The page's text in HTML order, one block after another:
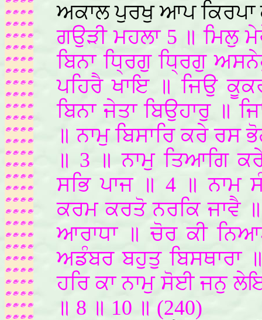
ਅਕਾਲ ਪੁਰਖੁ ਆਪ ਕਿਰਪਾ
ਗਉੜੀ ਮਹਲਾ 5 ॥ ਮਿਲੁ
ਬਿਨਾ ਧ੍ਰਿਗੁ ਧ੍ਰਿਗੁ
ਪਹਿਰੈ ਖਾਇ ॥ ਜਿਉ
ਬਿਨਾ ਜੇਤਾ ਬਿਉਹਾਰੁ ॥
॥ ਨਾਮੁ ਬਿਸਾਰਿ ਕਰੇ
॥ 3 ॥ ਨਾਮੁ ਤਿਆਗਿ
ਸਭਿ ਪਾਜ ॥ 4 ॥ ਨਾਮ
ਕਰਮ ਕਰਤੋ ਨਰਕਿ ਜਾਵੈ ॥
ਆਰਾਧਾ ॥ ਚੋਰ ਕੀ
ਅਡੰਬਰ ਬਹੁਤੁ ਬਿਸਥਾਰਾ
ਹਰਿ ਕਾ ਨਾਮੁ ਸੋਈ ਜਨੁ
॥ 8 ॥ 10 ॥ (240)